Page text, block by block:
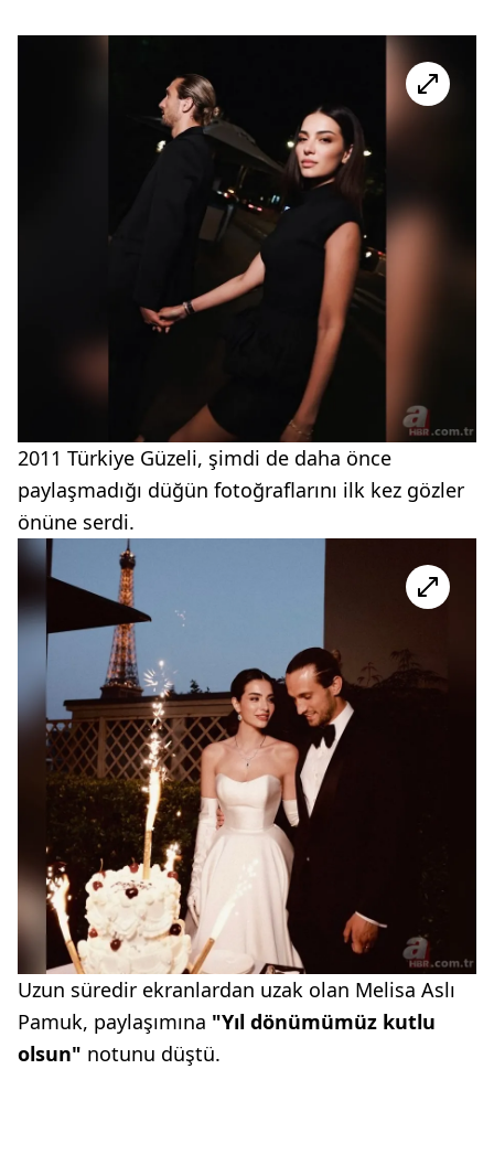
2011 Türkiye Güzeli, şimdi de daha önce
paylaşmadığı düğün fotoğraflarını ilk kez gözler
önüne serdi.
Uzun süredir ekranlardan uzak olan Melisa Aslı
Pamuk, paylaşımına "Yıl dönümümüz kutlu
olsun" notunu düştü.